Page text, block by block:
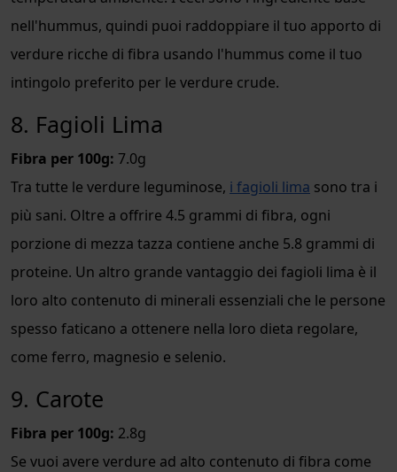
nell'hummus, quindi puoi raddoppiare il tuo apporto di
verdure ricche di fibra usando l'hummus come il tuo
intingolo preferito per le verdure crude.
8. Fagioli Lima
Fibra per 100g: 7.0g
Tra tutte le verdure leguminose, i fagioli lima sono tra i
più sani. Oltre a offrire 4.5 grammi di fibra, ogni
porzione di mezza tazza contiene anche 5.8 grammi di
proteine. Un altro grande vantaggio dei fagioli lima è il
loro alto contenuto di minerali essenziali che le persone
spesso faticano a ottenere nella loro dieta regolare,
come ferro, magnesio e selenio.
9. Carote
Fibra per 100g: 2.8g
Se vuoi avere verdure ad alto contenuto di fibra come